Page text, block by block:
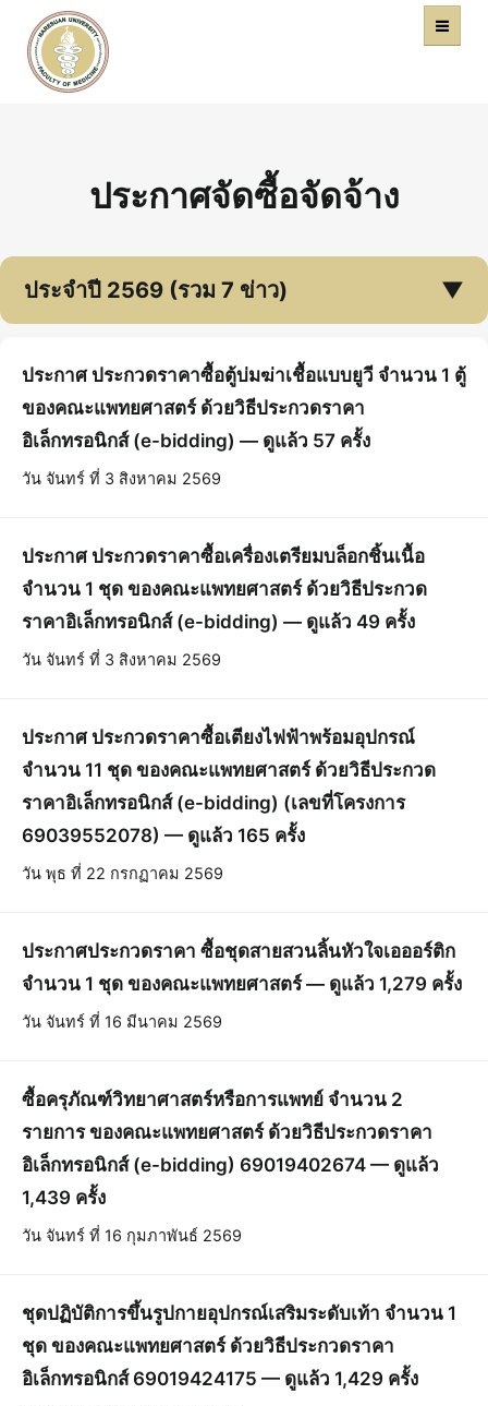
ประกาศจัดซื้อจัดจ้าง
ประจำปี 2569 (รวม 7 ข่าว) ▼
ประกาศ ประกวดราคาซื้อตู้บ่มฆ่าเชื้อแบบยูวี จำนวน 1 ตู้
ของคณะแพทยศาสตร์ ด้วยวิธีประกวดราคา
อิเล็กทรอนิกส์ (e-bidding) — ดูแล้ว 57 ครั้ง
วัน จันทร์ ที่ 3 สิงหาคม 2569
ประกาศ ประกวดราคาซื้อเครื่องเตรียมบล็อกชิ้นเนื้อ
จำนวน 1 ชุด ของคณะแพทยศาสตร์ ด้วยวิธีประกวด
ราคาอิเล็กทรอนิกส์ (e-bidding) — ดูแล้ว 49 ครั้ง
วัน จันทร์ ที่ 3 สิงหาคม 2569
ประกาศ ประกวดราคาซื้อเตียงไฟฟ้าพร้อมอุปกรณ์
จำนวน 11 ชุด ของคณะแพทยศาสตร์ ด้วยวิธีประกวด
ราคาอิเล็กทรอนิกส์ (e-bidding) (เลขที่โครงการ
69039552078) — ดูแล้ว 165 ครั้ง
วัน พุธ ที่ 22 กรกฏาคม 2569
ประกาศประกวดราคา ซื้อชุดสายสวนลิ้นหัวใจเอออร์ติก
จำนวน 1 ชุด ของคณะแพทยศาสตร์ — ดูแล้ว 1,279 ครั้ง
วัน จันทร์ ที่ 16 มีนาคม 2569
ซื้อครุภัณฑ์วิทยาศาสตร์หรือการแพทย์ จำนวน 2
รายการ ของคณะแพทยศาสตร์ ด้วยวิธีประกวดราคา
อิเล็กทรอนิกส์ (e-bidding) 69019402674 — ดูแล้ว
1,439 ครั้ง
วัน จันทร์ ที่ 16 กุมภาพันธ์ 2569
ชุดปฏิบัติการขึ้นรูปกายอุปกรณ์เสริมระดับเท้า จำนวน 1
ชุด ของคณะแพทยศาสตร์ ด้วยวิธีประกวดราคา
อิเล็กทรอนิกส์ 69019424175 — ดูแล้ว 1,429 ครั้ง